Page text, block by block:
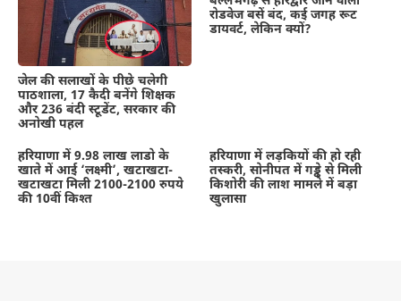
जेल की सलाखों के पीछे चलेगी
पाठशाला, 17 कैदी बनेंगे शिक्षक
और 236 बंदी स्टूडेंट, सरकार की
अनोखी पहल
रोडवेज बसें बंद, कई जगह रूट
डायवर्ट, लेकिन क्यों?
हरियाणा में 9.98 लाख लाडो के
खाते में आई ‘लक्ष्मी’, खटाखटा-
खटाखटा मिली 2100-2100 रुपये
की 10वीं किश्त
हरियाणा में लड़कियों की हो रही
तस्करी, सोनीपत में गड्ढे से मिली
किशोरी की लाश मामले में बड़ा
खुलासा